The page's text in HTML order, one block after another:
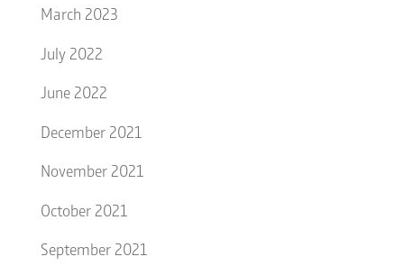
March 2023
July 2022
June 2022
December 2021
November 2021
October 2021
September 2021